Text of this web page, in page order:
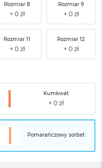
Rozmiar 8 Rozmiar 9
Rozmiar 11 Rozmiar 12
Kumkwat
Pomarańczowy sorbet